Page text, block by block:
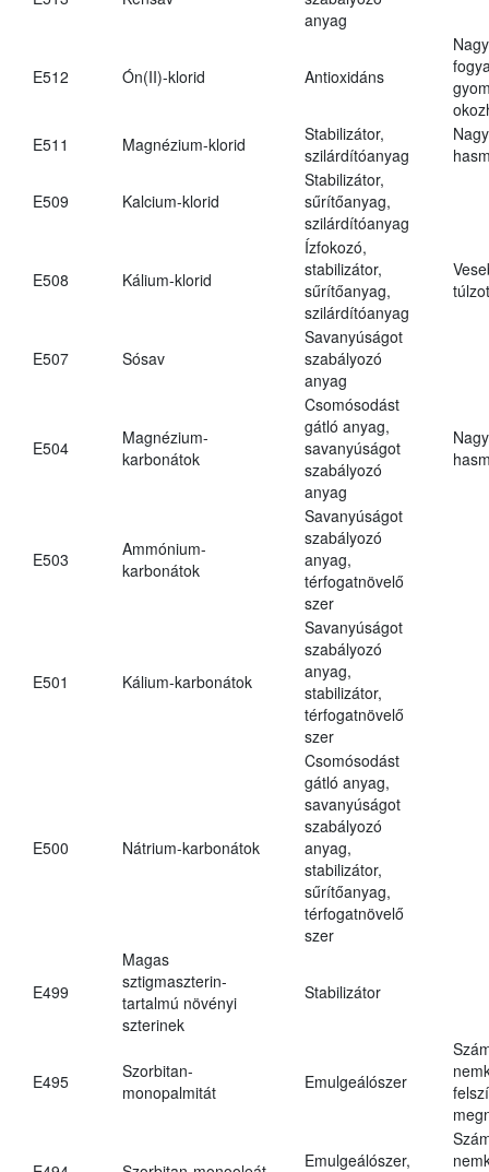
anyag
E512 Ón(II)-klorid Antioxidáns
E511
Magnézium-klorid
Stabilizátor,
szilárdítóanyag
E509 Kalcium-klorid
Stabilizátor,
sűrítőanyag,
szilárdítóanyag
E508 Kálium-klorid
Ízfokozó,
stabilizátor,
sűrítőanyag,
szilárdítóanyag
E507 Sósav
Savanyúságot
szabályozó
anyag
E504
Magnézium-
karbonátok
Csomósodást
gátló anyag,
savanyúságot
szabályozó
anyag
E503
Ammónium-
karbonátok
Savanyúságot
szabályozó
anyag,
térfogatnövelő
szer
E501 Kálium-karbonátok
Savanyúságot
szabályozó
anyag,
stabilizátor,
térfogatnövelő
szer
E500 Nátrium-karbonátok
Csomósodást
gátló anyag,
savanyúságot
szabályozó
anyag,
stabilizátor,
sűrítőanyag,
térfogatnövelő
szer
E499
Magas
sztigmaszterin-
tartalmú növényi
szterinek
Stabilizátor
E495
Szorbitan-
monopalmitát
Emulgeálószer
Emulgeálószer,